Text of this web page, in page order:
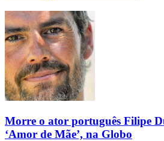
Morre o ator português Filipe
‘Amor de Mãe’, na Globo